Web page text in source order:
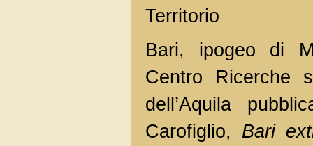
Territorio
Bari, ipogeo di
Centro Ricerche
dell’Aquila
Carofiglio, Bari